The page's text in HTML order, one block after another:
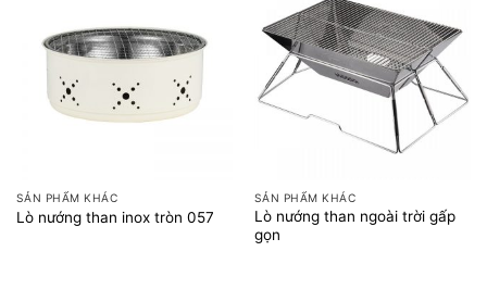
SẢN PHẨM KHÁC
Lò nướng than inox tròn 057
SẢN PHẨM KHÁC
Lò nướng than ngoài trời gấp
gọn